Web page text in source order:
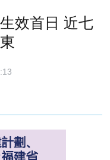
效首日 近七